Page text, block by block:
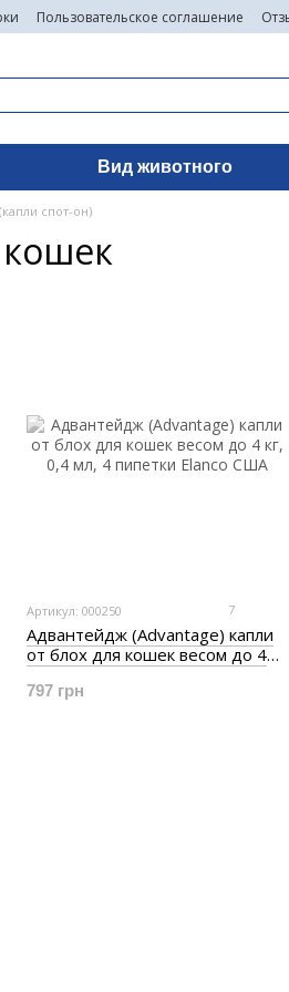
Пользовательское соглашение
Вид животного
спот-он)
Артикул: 000250 7
Адвантейдж (Advantage) капли
от блох для кошек весом до 4
797 грн